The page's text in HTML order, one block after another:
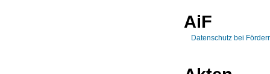
AiF
Datenschutz bei